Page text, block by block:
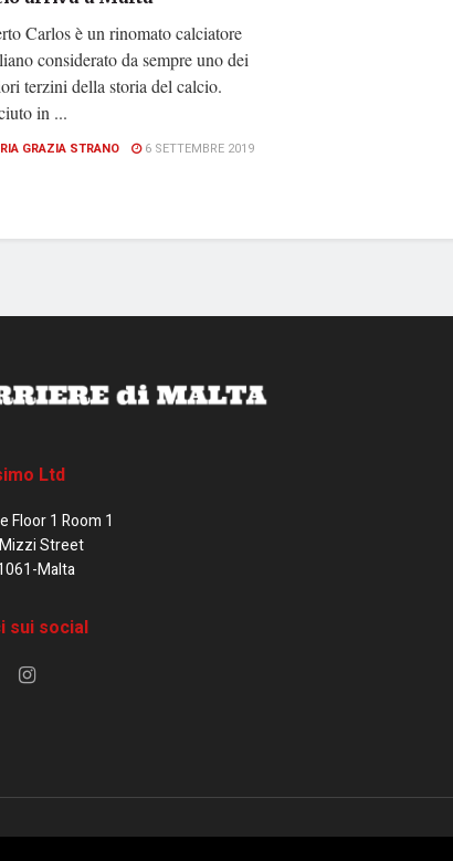
Carlos è un rinomato calciatore
considerato da sempre uno dei
terzini della storia del calcio.
in ...
GRAZIA STRANO 6 SETTEMBRE 2019
Ltd
Floor 1 Room 1
Street
Malta
sui social